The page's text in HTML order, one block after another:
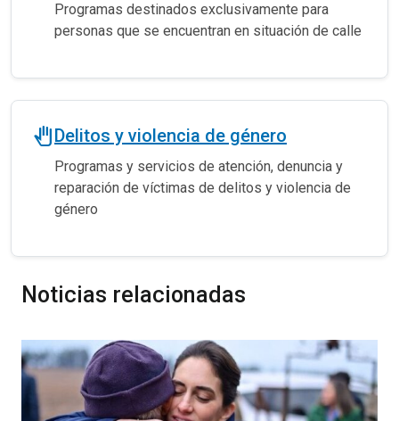
Programas destinados exclusivamente para
personas que se encuentran en situación de calle
pan_toolDelitos y violencia de género
Programas y servicios de atención, denuncia y
reparación de víctimas de delitos y violencia de
género
Noticias relacionadas